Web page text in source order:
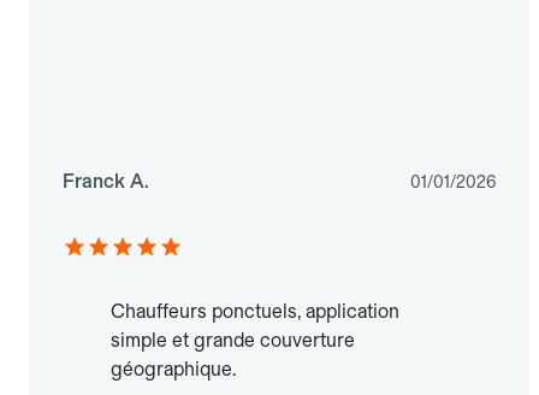
Franck A. 01/01/2026
Chauffeurs ponctuels, application
simple et grande couverture
géographique.